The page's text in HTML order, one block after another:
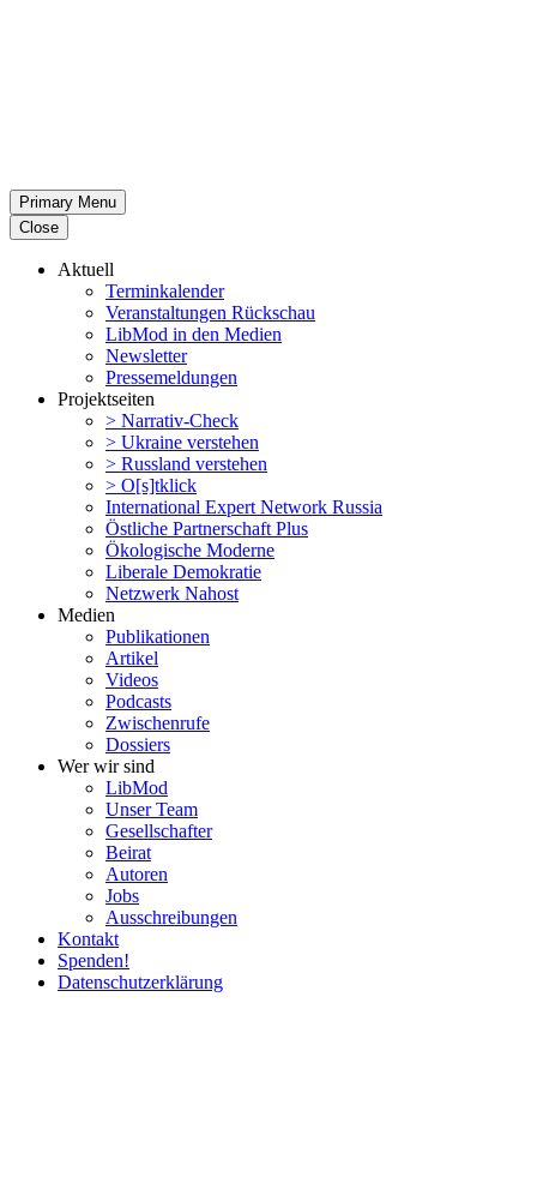
Primary Menu
Close
Aktuell
Termin­ka­lender
Veran­stal­tungen Rückschau
LibMod in den Medien
Newsletter
Presse­mel­dungen
Projekt­seiten
> Narrativ-Check
> Ukraine verstehen
> Russland verstehen
> O[s]tklick
Inter­na­tional Expert Network Russia
Östliche Partner­schaft Plus
Ökolo­gische Moderne
Liberale Demokratie
Netzwerk Nahost
Medien
Publi­ka­tionen
Artikel
Videos
Podcasts
Zwischenrufe
Dossiers
Wer wir sind
LibMod
Unser Team
Gesell­schafter
Beirat
Autoren
Jobs
Ausschrei­bungen
Kontakt
Spenden!
Daten­schutz­er­klärung